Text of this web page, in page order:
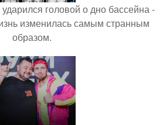
головой о дно бассейна -
изменилась самым странным
образом.